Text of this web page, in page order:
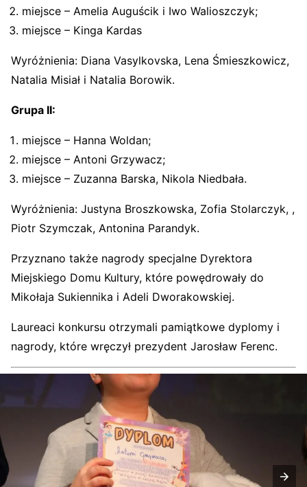
miejsce – Amelia Auguścik i Iwo Walioszczyk;
miejsce – Kinga Kardas
Wyróżnienia: Diana Vasylkovska, Lena Śmieszkowicz,
Natalia Misiał i Natalia Borowik.
Grupa II:
miejsce – Hanna Woldan;
miejsce – Antoni Grzywacz;
miejsce – Zuzanna Barska, Nikola Niedbała.
Wyróżnienia: Justyna Broszkowska, Zofia Stolarczyk, ,
Piotr Szymczak, Antonina Parandyk.
Przyznano także nagrody specjalne Dyrektora
Miejskiego Domu Kultury, które powędrowały do
Mikołaja Sukiennika i Adeli Dworakowskiej.
Laureaci konkursu otrzymali pamiątkowe dyplomy i
nagrody, które wręczył prezydent Jarosław Ferenc.